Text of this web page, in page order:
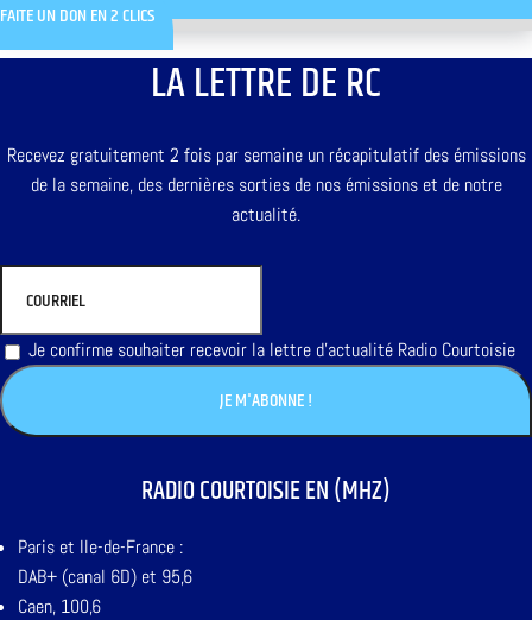
FAITE UN DON EN 2 CLICS
LA LETTRE DE RC
Recevez gratuitement 2 fois par semaine un récapitulatif des émissions
de la semaine, des dernières sorties de nos émissions et de notre
actualité.
Je confirme souhaiter recevoir la lettre d'actualité Radio Courtoisie
RADIO COURTOISIE EN (MHZ)
Paris et Ile-de-France :
DAB+ (canal 6D) et 95,6
Caen, 100,6